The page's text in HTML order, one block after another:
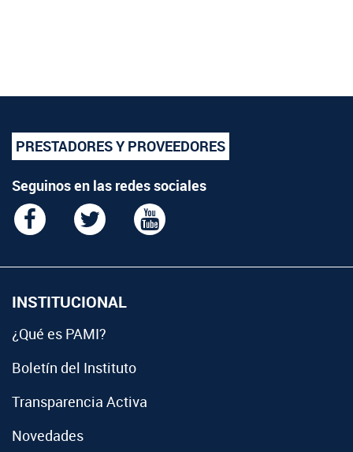
PRESTADORES Y PROVEEDORES
Seguinos en las redes sociales
INSTITUCIONAL
¿Qué es PAMI?
Boletín del Instituto
Transparencia Activa
Novedades